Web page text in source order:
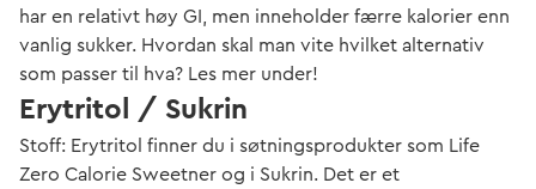
har en relativt høy GI, men inneholder færre kalorier enn
vanlig sukker. Hvordan skal man vite hvilket alternativ
som passer til hva? Les mer under!
Erytritol / Sukrin
Stoff: Erytritol finner du i søtningsprodukter som Life
Zero Calorie Sweetner og i Sukrin. Det er et